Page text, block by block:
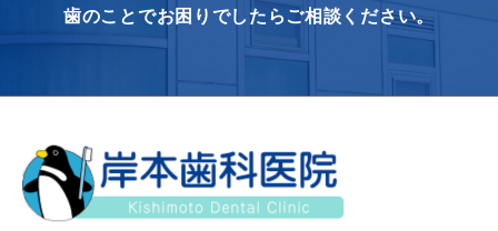
歯のことでお困りでしたらご相談ください。